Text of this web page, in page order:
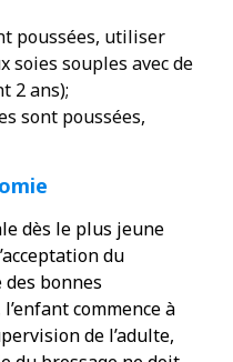
poussées, utiliser
soies souples avec de
2 ans);
sont poussées,
dès le plus jeune
du
des bonnes
commence à
de l’adulte,